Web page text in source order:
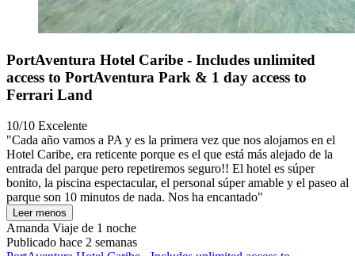
PortAventura Hotel Caribe - Includes unlimited
access to PortAventura Park & 1 day access to
Ferrari Land
10/10 Excelente
"Cada año vamos a PA y es la primera vez que nos alojamos en el
Hotel Caribe, era reticente porque es el que está más alejado de la
entrada del parque pero repetiremos seguro!! El hotel es súper
bonito, la piscina espectacular, el personal súper amable y el paseo al
parque son 10 minutos de nada. Nos ha encantado"
Leer menos
Amanda Viaje de 1 noche
Publicado hace 2 semanas